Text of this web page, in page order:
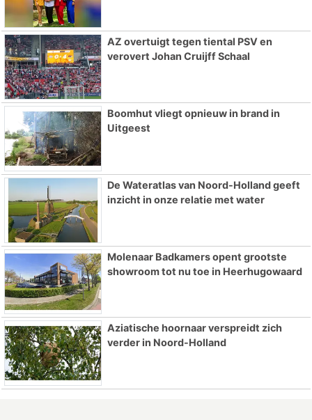
AZ overtuigt tegen tiental PSV en
verovert Johan Cruijff Schaal
Boomhut vliegt opnieuw in brand in
Uitgeest
De Wateratlas van Noord-Holland geeft
inzicht in onze relatie met water
Molenaar Badkamers opent grootste
showroom tot nu toe in Heerhugowaard
Aziatische hoornaar verspreidt zich
verder in Noord-Holland